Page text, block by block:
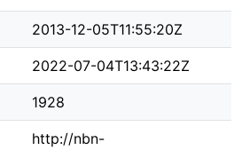
2013-12-05T11:55:20Z
2022-07-04T13:43:22Z
1928
http://nbn-